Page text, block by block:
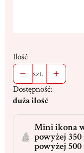
Ilość
szt.
Dostępność:
duża ilość
Mini ikona
powyżej 350
powyżej 500